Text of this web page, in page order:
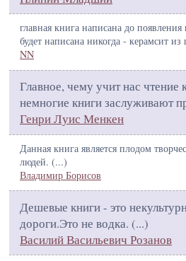
главная книга написана до
будет написана никогда - керамсит
NN
Главное, чему учит нас чтение
немногие книги заслуживают
Генри Луис Менкен
Данная книга является плодом
людей. (...)
Владимир Борисов
Дешевые книги - это
дороги.Это не водка. (...)
Василий Васильевич Розанов